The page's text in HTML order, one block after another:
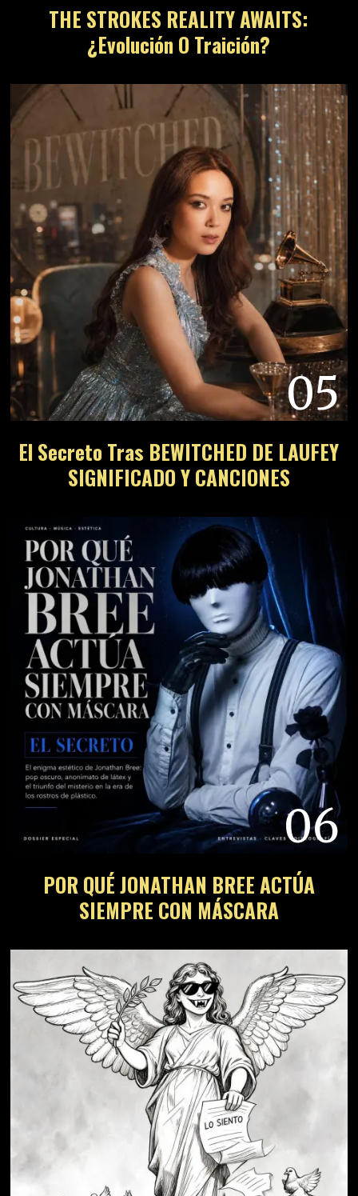
THE STROKES REALITY AWAITS:
¿Evolución O Traición?
05
El Secreto Tras BEWITCHED DE LAUFEY
SIGNIFICADO Y CANCIONES
06
POR QUÉ JONATHAN BREE ACTÚA
SIEMPRE CON MÁSCARA